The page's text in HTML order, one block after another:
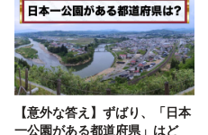
【意外な答え】ずばり、「日本
一公園がある都道府県」はど